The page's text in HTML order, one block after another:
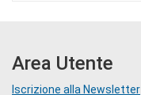
Area Utente
Iscrizione alla Newsletter